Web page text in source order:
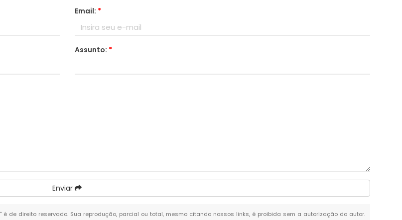
Email: *
Assunto: *
Enviar
" é de direito reservado. Sua reprodução, parcial ou total, mesmo citando nossos links, é proibida sem a autorização do autor.